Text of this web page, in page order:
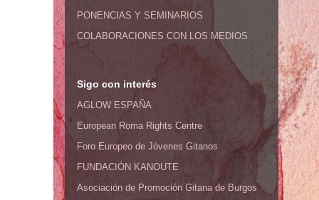
PONENCIAS Y SEMINARIOS
COLABORACIONES CON LOS MEDIOS
Sigo con interés
AGLOW ESPAÑA
European Roma Rights Centre
Foro Europeo de Jóvenes Gitanos
FUNDACIÓN KANOUTE
Asociación de Promoción Gitana de Burgos